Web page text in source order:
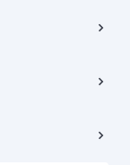
트리빌딩) B동 5층
8층 미소
에게 있습니다.